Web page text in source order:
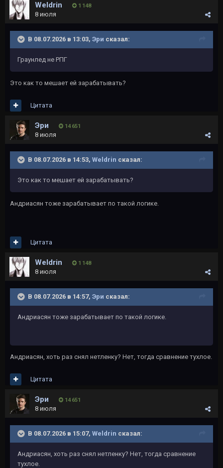
Weldrin 1 148
8 июля
В 08.07.2026 в 13:03, Эри сказал:
Граунлед не РПГ
Это как то мешает ей зарабатывать?
Цитата
Эри 14 651
8 июля
В 08.07.2026 в 14:53, Weldrin сказал:
Это как то мешает ей зарабатывать?
Андриасян тоже зарабатывает по такой логике.
Цитата
Weldrin 1 148
8 июля
В 08.07.2026 в 14:57, Эри сказал:
Андриасян тоже зарабатывает по такой логике.
Андриасян, хоть раз снял нетленку? Нет, тогда сравнение тухлое.
Цитата
Эри 14 651
8 июля
В 08.07.2026 в 15:07, Weldrin сказал:
Андриасян, хоть раз снял нетленку? Нет, тогда сравнение
тухлое.